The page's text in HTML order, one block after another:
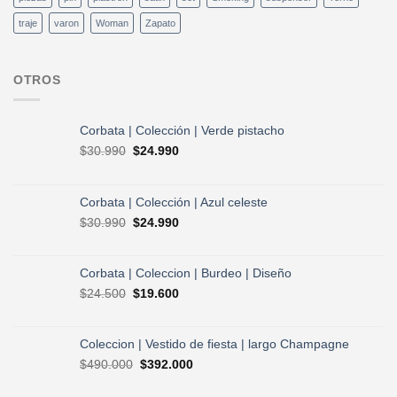
traje varon Woman Zapato
OTROS
Corbata | Colección | Verde pistacho
$30.990 El
era:
$24.990El
es:
$24.990.
Corbata | Colección | Azul celeste
$30.990 El
era:
$30.990.
$24.990El
es:
Corbata | Coleccion | Burdeo | Diseño
$24.500 El
era:
$24.500.
$19.600El
es:
Coleccion | Vestido de fiesta | largo Champagne
$490.000 El
$392.000El